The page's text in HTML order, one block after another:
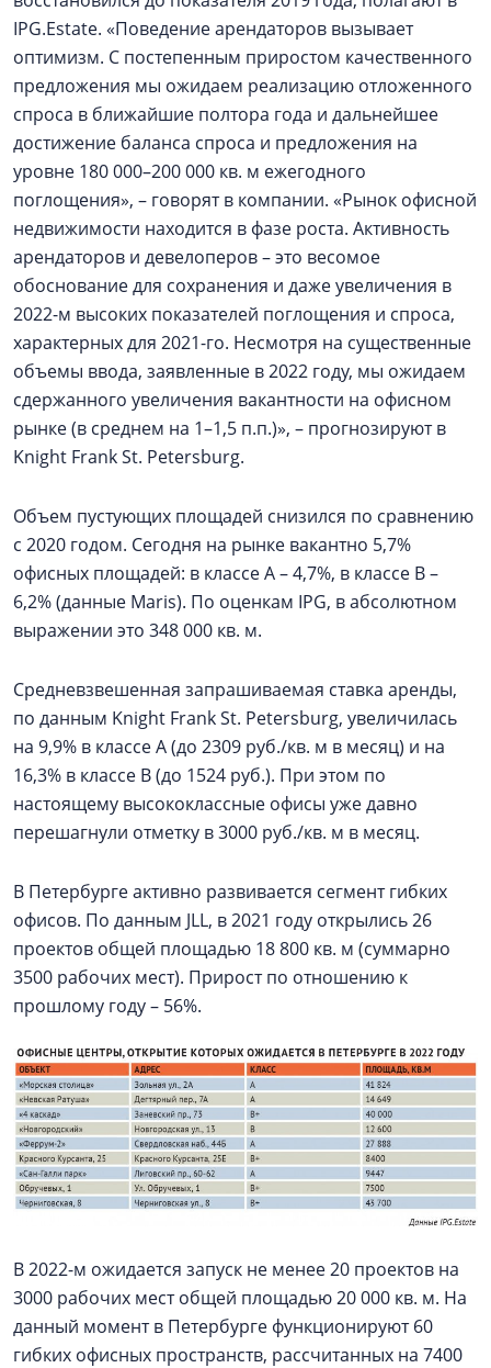
IPG.Estate. «Поведение арендаторов вызывает
оптимизм. С постепенным приростом качественного
предложения мы ожидаем реализацию отложенного
спроса в ближайшие полтора года и дальнейшее
достижение баланса спроса и предложения на
уровне 180 000–200 000 кв. м ежегодного
поглощения», – говорят в компании. «Рынок офисной
недвижимости находится в фазе роста. Активность
арендаторов и девелоперов – это весомое
обоснование для сохранения и даже увеличения в
2022-м высоких показателей поглощения и спроса,
характерных для 2021-го. Несмотря на существенные
объемы ввода, заявленные в 2022 году, мы ожидаем
сдержанного увеличения вакантности на офисном
рынке (в среднем на 1–1,5 п.п.)», – прогнозируют в
Knight Frank St. Petersburg.
Объем пустующих площадей снизился по сравнению
с 2020 годом. Сегодня на рынке вакантно 5,7%
офисных площадей: в классе А – 4,7%, в классе B –
6,2% (данные Maris). По оценкам IPG, в абсолютном
выражении это 348 000 кв. м.
Средневзвешенная запрашиваемая ставка аренды,
по данным Knight Frank St. Petersburg, увеличилась
на 9,9% в классе А (до 2309 руб./кв. м в месяц) и на
16,3% в классе B (до 1524 руб.). При этом по
настоящему высококлассные офисы уже давно
перешагнули отметку в 3000 руб./кв. м в месяц.
В Петербурге активно развивается сегмент гибких
офисов. По данным JLL, в 2021 году открылись 26
проектов общей площадью 18 800 кв. м (суммарно
3500 рабочих мест). Прирост по отношению к
прошлому году – 56%.
В 2022-м ожидается запуск не менее 20 проектов на
3000 рабочих мест общей площадью 20 000 кв. м. На
данный момент в Петербурге функционируют 60
гибких офисных пространств, рассчитанных на 7400